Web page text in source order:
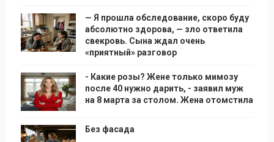
— Я прошла обследование, скоро буду
абсолютно здорова, — зло ответила
свекровь. Сына ждал очень
«приятный» разговор
- Какие розы? Жене только мимозу
после 40 нужно дарить, - заявил муж
на 8 марта за столом. Жена отомстила
Без фасада